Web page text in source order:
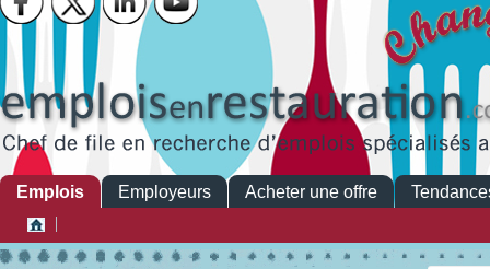
Emplois Employeurs Acheter une offre